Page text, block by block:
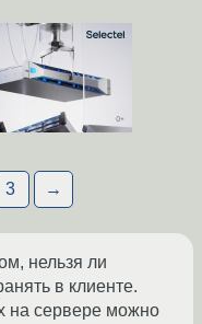
3 →
нельзя ли
в клиенте.
на сервере можно